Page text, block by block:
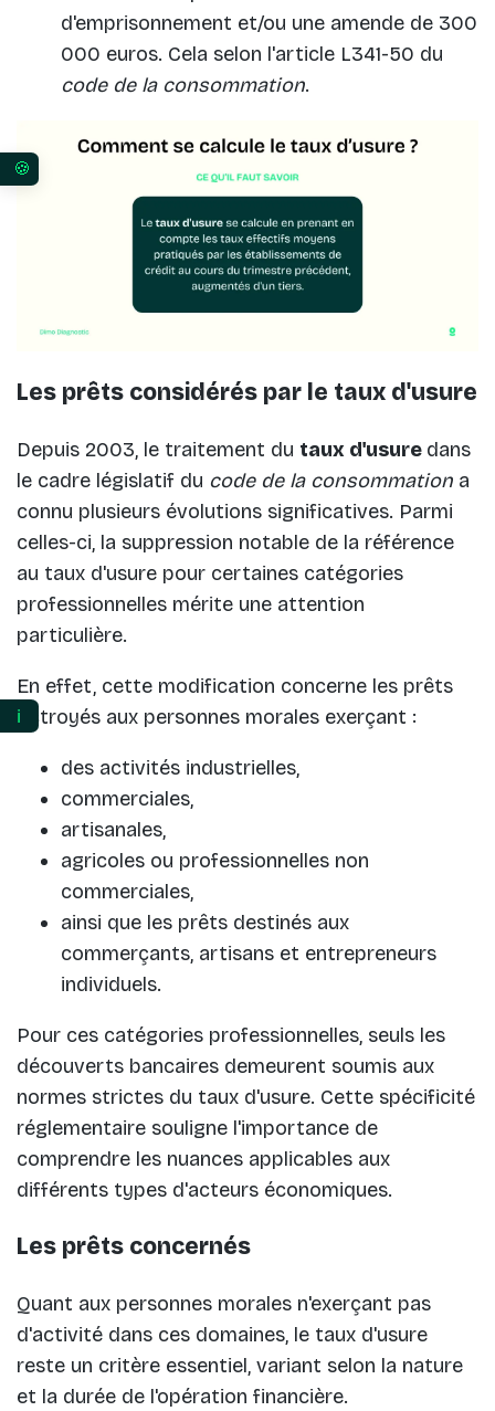
d'emprisonnement et/ou une amende de 300
000 euros. Cela selon l'article L341-50 du
code de la consommation.
Les prêts considérés par le taux d'usure
Depuis 2003, le traitement du taux d'usure dans
le cadre législatif du code de la consommation a
connu plusieurs évolutions significatives. Parmi
celles-ci, la suppression notable de la référence
au taux d'usure pour certaines catégories
professionnelles mérite une attention
particulière.
En effet, cette modification concerne les prêts
octroyés aux personnes morales exerçant :
des activités industrielles,
commerciales,
artisanales,
agricoles ou professionnelles non
commerciales,
ainsi que les prêts destinés aux
commerçants, artisans et entrepreneurs
individuels.
Pour ces catégories professionnelles, seuls les
découverts bancaires demeurent soumis aux
normes strictes du taux d'usure. Cette spécificité
réglementaire souligne l'importance de
comprendre les nuances applicables aux
différents types d'acteurs économiques.
Les prêts concernés
Quant aux personnes morales n'exerçant pas
d'activité dans ces domaines, le taux d'usure
reste un critère essentiel, variant selon la nature
et la durée de l'opération financière.
Vos préférences en matière de consentement
ℹ️